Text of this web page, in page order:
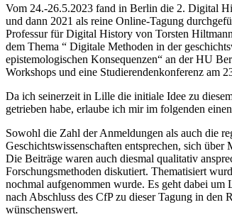
Vom 24.-26.5.2023 fand in Berlin die 2. Digital
und dann 2021 als reine Online-Tagung
Professur für Digital History von Torsten
dem Thema “ Digitale Methoden in der
epistemologischen Konsequenzen“ an der HU
Workshops und eine Studierendenkonferenz am
Da ich seinerzeit in Lille die initiale Idee zu
getrieben habe, erlaube ich mir im folgenden
Sowohl die Zahl der Anmeldungen als auch die
Geschichtswissenschaften entsprechen, sich
Die Beiträge waren auch diesmal qualitativ
Forschungsmethoden diskutiert. Thematisiert
nochmal aufgenommen wurde. Es geht dabei
nach Abschluss des CfP zu dieser Tagung in den
wünschenswert.